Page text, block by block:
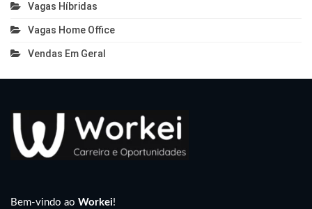
Vagas Híbridas
Vagas Home Office
Vendas Em Geral
Bem-vindo ao Workei!